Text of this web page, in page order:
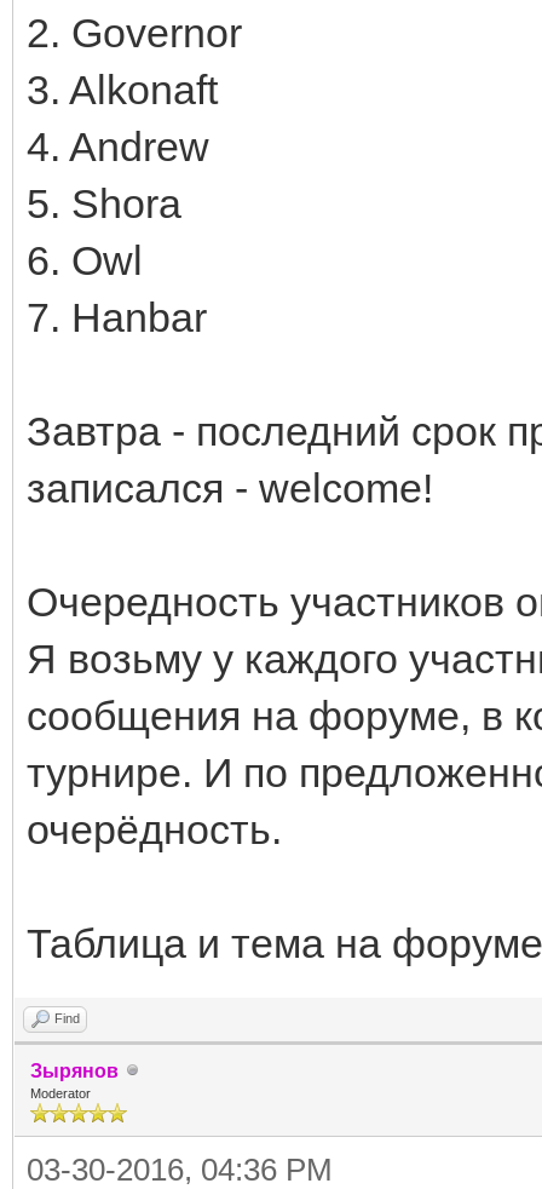
2. Governor
3. Alkonaft
4. Andrew
5. Shora
6. Owl
7. Hanbar
Завтра - последний срок
записался - welcome!
Очередность участников
Я возьму у каждого
сообщения на форуме, в
турнире. И по
очерёдность.
Таблица и тема на
Find
Зырянов
Moderator
03-30-2016, 04:36 PM